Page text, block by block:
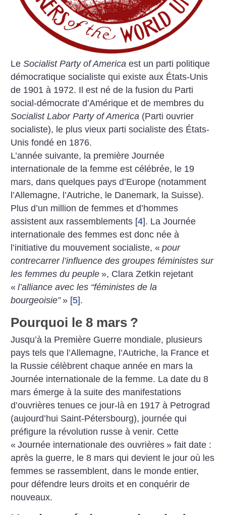
LeSocialist Party of America est un parti politique
démocratique socialiste qui existe aux États-Unis
de 1901 à 1972. Il est né de la fusion du Parti
social-démocrate d’Amérique et de membres du
Socialist Labor Party of America (Parti ouvrier
socialiste), le plus vieux parti socialiste des États-
Unis fondé en 1876.
L’année suivante, la première Journée
internationale de la femme est célébrée, le 19
mars, dans quelques pays d’Europe (notamment
l’Allemagne, l’Autriche, le Danemark, la Suisse).
Plus d’un million de femmes et d’hommes
assistent aux rassemblements [4]. La Journée
internationale des femmes est donc née à
l’initiative du mouvement socialiste, « pour
contrecarrer l’influence des groupes féministes sur
les femmes du peuple », Clara Zetkin rejetant
« l’alliance avec les “féministes de la
bourgeoisie” » [5].
Pourquoi le 8 mars ?
Jusqu’à la Première Guerre mondiale, plusieurs
pays tels que l’Allemagne, l’Autriche, la France et
la Russie célèbrent chaque année en mars la
Journée internationale de la femme. La date du 8
mars émerge à la suite des manifestations
d’ouvrières tenues ce jour-là en 1917 à Petrograd
(aujourd’hui Saint-Pétersbourg), journée qui
préfigure la révolution russe à venir. Cette
« Journée internationale des ouvrières » fait date :
après la guerre, le 8 mars qui devient le jour où les
femmes se rassemblent, dans le monde entier,
pour défendre leurs droits et en conquérir de
nouveaux.